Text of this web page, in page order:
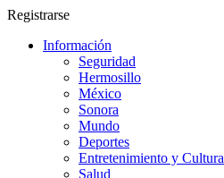
Registrarse
Información
Seguridad
Hermosillo
México
Sonora
Mundo
Deportes
Entretenimiento y Cultura
Salud